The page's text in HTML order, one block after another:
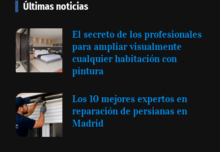
Últimas noticias
El secreto de los profesionales
para ampliar visualmente
cualquier habitación con
pintura
Los 10 mejores expertos en
reparación de persianas en
Madrid